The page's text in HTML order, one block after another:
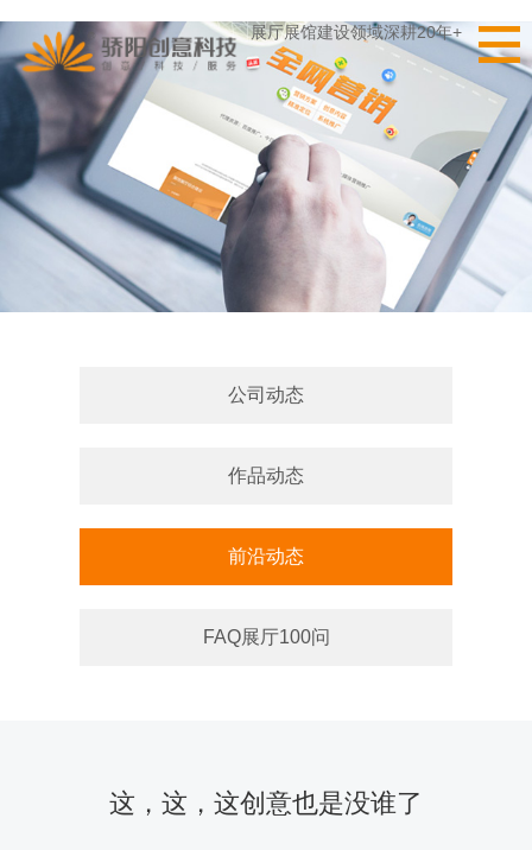
展厅展馆建设领域深耕20年+
公司动态
作品动态
前沿动态
FAQ展厅100问
这，这，这创意也是没谁了